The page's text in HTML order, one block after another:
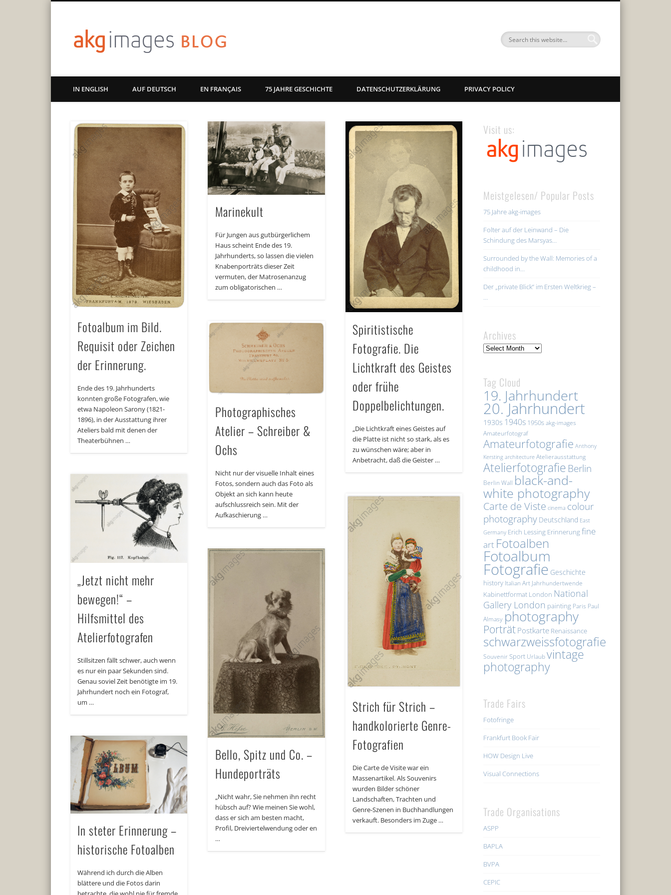
Art | Culture | History
IN ENGLISH AUF DEUTSCH EN FRANÇAIS 75 JAHRE GESCHICHTE DATENSCHUTZERKLÄRUNG PRIVACY POLICY
Fotoalbum im Bild.
Requisit oder Zeichen
der Erinnerung.
Ende des 19. Jahrhunderts
konnten große Fotografen, wie
etwa Napoleon Sarony (1821-
1896), in der Ausstattung ihrer
Ateliers bald mit denen der
Theaterbühnen …
Marinekult
Für Jungen aus gutbürgerlichem
Haus scheint Ende des 19.
Jahrhunderts, so lassen die vielen
Knabenporträts dieser Zeit
vermuten, der Matrosenanzug
zum obligatorischen …
Spiritistische
Fotografie. Die
Lichtkraft des Geistes
oder frühe
Doppelbelichtungen.
„Die Lichtkraft eines Geistes auf
die Platte ist nicht so stark, als es
zu wünschen wäre; aber in
Anbetracht, daß die Geister …
Photographisches
Atelier – Schreiber &
Ochs
Nicht nur der visuelle Inhalt eines
Fotos, sondern auch das Foto als
Objekt an sich kann heute
aufschlussreich sein. Mit der
Aufkaschierung …
„Jetzt nicht mehr
bewegen!“ –
Hilfsmittel des
Atelierfotografen
Stillsitzen fällt schwer, auch wenn
es nur ein paar Sekunden sind.
Genau soviel Zeit benötigte im 19.
Jahrhundert noch ein Fotograf,
um …
Strich für Strich –
handkolorierte Genre-
Fotografien
Die Carte de Visite war ein
Massenartikel. Als Souvenirs
wurden Bilder schöner
Landschaften, Trachten und
Genre-Szenen in Buchhandlungen
verkauft. Besonders im Zuge …
Bello, Spitz und Co. –
Hundeporträts
„Nicht wahr, Sie nehmen ihn recht
hübsch auf? Wie meinen Sie wohl,
dass er sich am besten macht,
Profil, Dreiviertelwendung oder en
…
In steter Erinnerung –
historische Fotoalben
Während ich durch die Alben
blättere und die Fotos darin
Visit us:
Meistgelesen/ Popular Posts
75 Jahre akg-images
Folter auf der Leinwand – Die
Schindung des Marsyas…
Surrounded by the Wall: Memories of a
childhood in…
Der „private Blick“ im Ersten Weltkrieg –
…
Archives
Archives
Tag Cloud
19. Jahrhundert
20. Jahrhundert
1930s 1940s 1950s akg-images
Amateurfotograf
Amateurfotografie Anthony
Kersting architecture Atelierausstattung
Atelierfotografie Berlin
Berlin Wall black-and-
white photography
Carte de Viste cinema colour
photography Deutschland East
Germany Erich Lessing Erinnerungfine
art Fotoalben
Fotoalbum
Fotografie Geschichte
history Italian Art Jahrhundertwende
Kabinettformat London National
Gallery London painting Paris Paul
Almasy photography
Porträt Postkarte Renaissance
schwarzweissfotografie
Souvenir Sport Urlaub vintage
photography
Trade Fairs
Fotofringe
Frankfurt Book Fair
HOW Design Live
Visual Connections
Trade Organisations
ASPP
BAPLA
BVPA
CEPIC